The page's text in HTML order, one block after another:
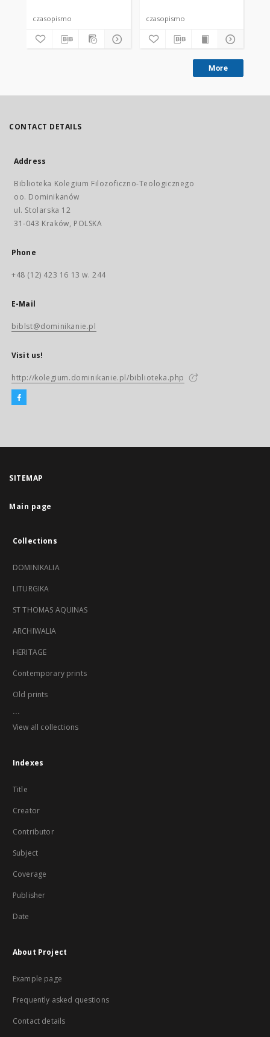
czasopismo czasopismo
More
CONTACT DETAILS
Address
Biblioteka Kolegium Filozoficzno-Teologicznego
oo. Dominikanów
ul. Stolarska 12
31-043 Kraków, POLSKA
Phone
+48 (12) 423 16 13 w. 244
E-Mail
biblst@dominikanie.pl
Visit us!
http://kolegium.dominikanie.pl/biblioteka.php
SITEMAP
Main page
Collections
DOMINIKALIA
LITURGIKA
ST THOMAS AQUINAS
ARCHIWALIA
HERITAGE
Contemporary prints
Old prints
...
View all collections
Indexes
Title
Creator
Contributor
Subject
Coverage
Publisher
Date
About Project
Example page
Frequently asked questions
Contact details